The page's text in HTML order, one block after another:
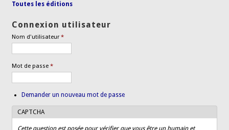
Toutes les éditions
Connexion utilisateur
Nom d'utilisateur*
Mot de passe*
Demander un nouveau mot de passe
CAPTCHA